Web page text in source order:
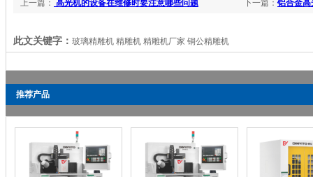
下一篇： 铝合金高
上一篇： 高光机的设备在维修时要注意哪些问题
此文关键字： 玻璃精雕机 精雕机 精雕机厂家 铜公精雕机
推荐产品